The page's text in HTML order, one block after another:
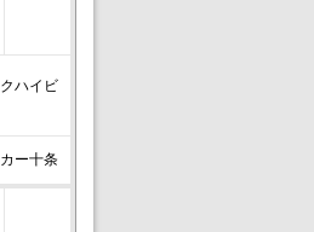
ハイビ
ー十条